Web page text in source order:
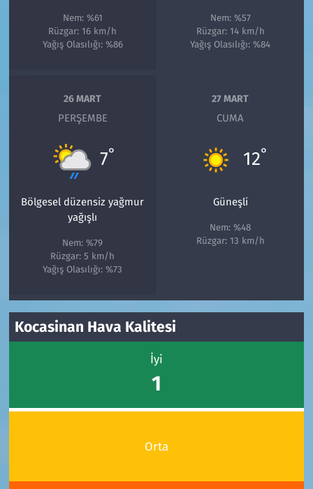
Nem: %61
Rüzgar: 16 km/h
Yağış Olasılığı: %86
Nem: %57
Rüzgar: 14 km/h
Yağış Olasılığı: %84
26 MART
PERŞEMBE
7°
Bölgesel düzensiz yağmur
yağışlı
Nem: %79
Rüzgar: 5 km/h
Yağış Olasılığı: %73
27 MART
CUMA
12°
Güneşli
Nem: %48
Rüzgar: 13 km/h
Kocasinan Hava Kalitesi
İyi
1
Orta